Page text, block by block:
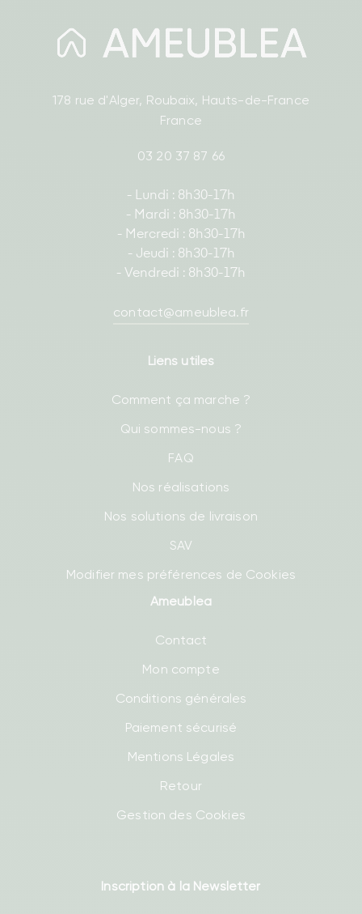
178 rue d'Alger, Roubaix, Hauts-de-France
France
03 20 37 87 66
- Lundi : 8h30-17h
- Mardi : 8h30-17h
- Mercredi : 8h30-17h
- Jeudi : 8h30-17h
- Vendredi : 8h30-17h
contact@ameublea.fr
Liens utiles
Comment ça marche ?
Qui sommes-nous ?
FAQ
Nos réalisations
Nos solutions de livraison
SAV
Modifier mes préférences de Cookies
Ameublea
Contact
Mon compte
Conditions générales
Paiement sécurisé
Mentions Légales
Retour
Gestion des Cookies
Inscription à la Newsletter